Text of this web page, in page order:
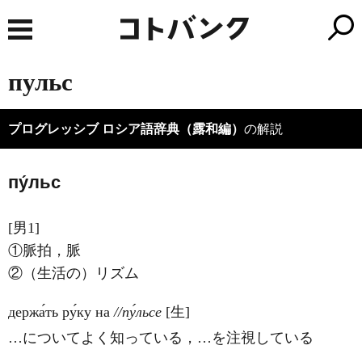
пульс
プログレッシブ ロシア語辞典（露和編） の解説
пу́льс
[男1]
①脈拍，脈
②（生活の）リズム
держа́ть ру́ку на//пу́льсе [生]
…についてよく知っている，…を注視している